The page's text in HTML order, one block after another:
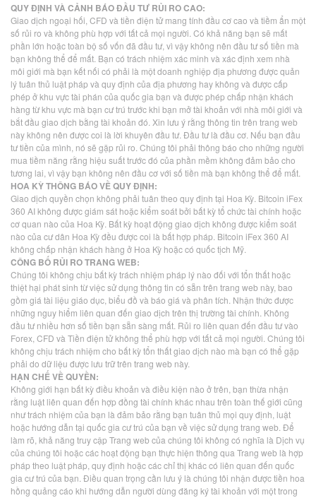
QUY ĐỊNH VÀ CẢNH BÁO ĐẦU TƯ RỦI RO CAO:
Giao dịch ngoại hối, CFD và tiền điện tử mang tính đầu cơ cao và tiềm ẩn một
số rủi ro và không phù hợp với tất cả mọi người. Có khả năng bạn sẽ mất
phần lớn hoặc toàn bộ số vốn đã đầu tư, vì vậy không nên đầu tư số tiền mà
bạn không thể để mất. Bạn có trách nhiệm xác minh và xác định xem nhà
môi giới mà bạn kết nối có phải là một doanh nghiệp địa phương được quản
lý tuân thủ luật pháp và quy định của địa phương hay không và được cấp
phép ở khu vực tài phán của quốc gia bạn và được phép chấp nhận khách
hàng từ khu vực mà bạn cư trú trước khi bạn mở tài khoản với nhà môi giới và
bắt đầu giao dịch bằng tài khoản đó. Xin lưu ý rằng thông tin trên trang web
này không nên được coi là lời khuyên đầu tư. Đầu tư là đầu cơ. Nếu bạn đầu
tư tiền của mình, nó sẽ gặp rủi ro. Chúng tôi phải thông báo cho những người
mua tiềm năng rằng hiệu suất trước đó của phần mềm không đảm bảo cho
tương lai, vì vậy bạn không nên đầu cơ với số tiền mà bạn không thể để mất.
HOA KỲ THÔNG BÁO VỀ QUY ĐỊNH:
Giao dịch quyền chọn không phải tuân theo quy định tại Hoa Kỳ. Bitcoin iFex
360 AI không được giám sát hoặc kiểm soát bởi bất kỳ tổ chức tài chính hoặc
cơ quan nào của Hoa Kỳ. Bất kỳ hoạt động giao dịch không được kiểm soát
nào của cư dân Hoa Kỳ đều được coi là bất hợp pháp. Bitcoin iFex 360 AI
không chấp nhận khách hàng ở Hoa Kỳ hoặc có quốc tịch Mỹ.
CÔNG BỐ RỦI RO TRANG WEB:
Chúng tôi không chịu bất kỳ trách nhiệm pháp lý nào đối với tổn thất hoặc
thiệt hại phát sinh từ việc sử dụng thông tin có sẵn trên trang web này, bao
gồm giá tài liệu giáo dục, biểu đồ và báo giá và phân tích. Nhận thức được
những nguy hiểm liên quan đến giao dịch trên thị trường tài chính. Không
đầu tư nhiều hơn số tiền bạn sẵn sàng mất. Rủi ro liên quan đến đầu tư vào
Forex, CFD và Tiền điện tử không thể phù hợp với tất cả mọi người. Chúng tôi
không chịu trách nhiệm cho bất kỳ tổn thất giao dịch nào mà bạn có thể gặp
phải do dữ liệu được lưu trữ trên trang web này.
HẠN CHẾ VỀ QUYỀN:
Không giới hạn bất kỳ điều khoản và điều kiện nào ở trên, bạn thừa nhận
rằng luật liên quan đến hợp đồng tài chính khác nhau trên toàn thế giới cũng
như trách nhiệm của bạn là đảm bảo rằng bạn tuân thủ mọi quy định, luật
hoặc hướng dẫn tại quốc gia cư trú của bạn về việc sử dụng trang web. Để
làm rõ, khả năng truy cập Trang web của chúng tôi không có nghĩa là Dịch vụ
của chúng tôi hoặc các hoạt động bạn thực hiện thông qua Trang web là hợp
pháp theo luật pháp, quy định hoặc các chỉ thị khác có liên quan đến quốc
gia cư trú của bạn. Điều quan trọng cần lưu ý là chúng tôi nhận được tiền hoa
hồng quảng cáo khi hướng dẫn người dùng đăng ký tài khoản với một trong